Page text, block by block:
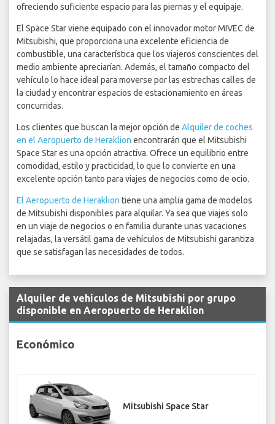
ofreciendo suficiente espacio para las piernas y el equipaje.
El Space Star viene equipado con el innovador motor MIVEC de
Mitsubishi, que proporciona una excelente eficiencia de
combustible, una característica que los viajeros conscientes del
medio ambiente apreciarían. Además, el tamaño compacto del
vehículo lo hace ideal para moverse por las estrechas calles de
la ciudad y encontrar espacios de estacionamiento en áreas
concurridas.
Los clientes que buscan la mejor opción de Alquiler de coches
en el Aeropuerto de Heraklion encontrarán que el Mitsubishi
Space Star es una opción atractiva. Ofrece un equilibrio entre
comodidad, estilo y practicidad, lo que lo convierte en una
excelente opción tanto para viajes de negocios como de ocio.
El Aeropuerto de Heraklion tiene una amplia gama de modelos
de Mitsubishi disponibles para alquilar. Ya sea que viajes solo
en un viaje de negocios o en familia durante unas vacaciones
relajadas, la versátil gama de vehículos de Mitsubishi garantiza
que se satisfagan las necesidades de todos.
Alquiler de vehículos de Mitsubishi por grupo
disponible en Aeropuerto de Heraklion
Económico
Mitsubishi Space Star